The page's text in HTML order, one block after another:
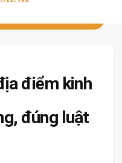
điểm kinh
đúng luật